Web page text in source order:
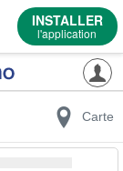
INSTALLER
l'application
Carte